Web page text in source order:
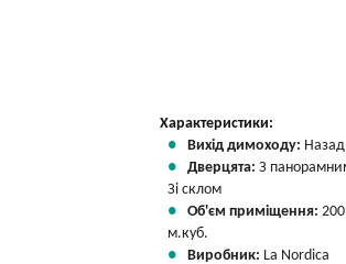
Характеристики:
Вихід димоходу:
Дверцята: З
Зі склом
Об'єм приміщення:
м.куб.
Виробник: La Nordica